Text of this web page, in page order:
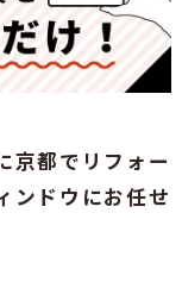
京都でリフォー
ンドウにお任せ